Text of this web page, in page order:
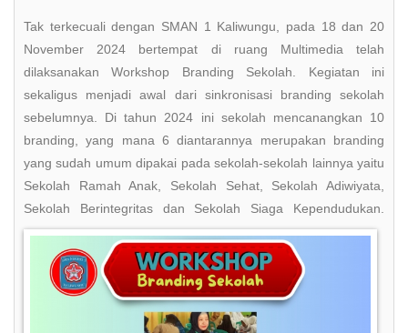
Tak terkecuali dengan SMAN 1 Kaliwungu, pada 18 dan 20
November 2024 bertempat di ruang Multimedia telah
dilaksanakan Workshop Branding Sekolah. Kegiatan ini
sekaligus menjadi awal dari sinkronisasi branding sekolah
sebelumnya. Di tahun 2024 ini sekolah mencanangkan 10
branding, yang mana 6 diantarannya merupakan branding
yang sudah umum dipakai pada sekolah-sekolah lainnya yaitu
Sekolah Ramah Anak, Sekolah Sehat, Sekolah Adiwiyata,
Sekolah Berintegritas dan Sekolah Siaga Kependudukan.